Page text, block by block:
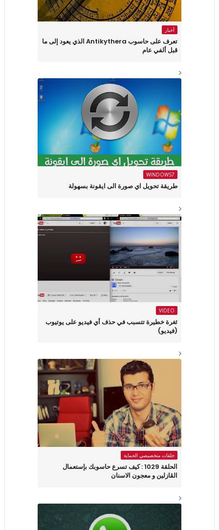
أخبار
تعرف على حاسوب Antikythera الذي يعود إلى ما
قبل ألفي عام
WINDOWS7
طريقة تحويل اي صورة الى ايقونة بسهولة
VIDEO
ثغرة خطيرة تتسبب في حذف أي فيديو على يوتيوب
(فيديو)
حلقات متخصيصي الحماية
الحلقة 1029 : كيف تسرع حاسوبك بإستعمال
الڤازلين و معجون الاسنان